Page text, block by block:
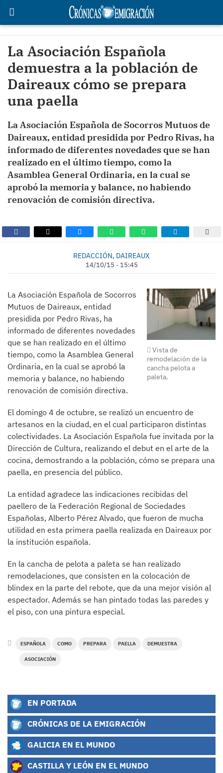
La Asociación Española
demuestra a la población de
Daireaux cómo se prepara
una paella
La Asociación Española de Socorros Mutuos de
Daireaux, entidad presidida por Pedro Rivas, ha
informado de diferentes novedades que se han
realizado en el último tiempo, como la
Asamblea General Ordinaria, en la cual se
aprobó la memoria y balance, no habiendo
renovación de comisión directiva.
REDACCIÓN, DAIREAUX
14/10/15 - 15:45
Vista de
remodelación de la
cancha pelota a
paleta.
La Asociación Española de Socorros
Mutuos de Daireaux, entidad
presidida por Pedro Rivas, ha
informado de diferentes novedades
que se han realizado en el último
tiempo, como la Asamblea General
Ordinaria, en la cual se aprobó la
memoria y balance, no habiendo
renovación de comisión directiva.
El domingo 4 de octubre, se realizó un encuentro de
artesanos en la ciudad, en el cual participaron distintas
colectividades. La Asociación Española fue invitada por la
Dirección de Cultura, realizando el debut en el arte de la
cocina, demostrando a la población, cómo se prepara una
paella, en presencia del público.
La entidad agradece las indicaciones recibidas del
paellero de la Federación Regional de Sociedades
Españolas, Alberto Pérez Alvado, que fueron de mucha
utilidad en esta primera paella realizada en Daireaux por
la institución española.
En la cancha de pelota a paleta se han realizado
remodelaciones, que consisten en la colocación de
blindex en la parte del rebote, que da una mejor visión al
espectador. Además se han pintado todas las paredes y
el piso, con una pintura especial.
ESPAÑOLA COMO PREPARA PAELLA DEMUESTRA
ASOCIACIÓN
EN PORTADA
CRÓNICAS DE LA EMIGRACIÓN
GALICIA EN EL MUNDO
CASTILLA Y LEÓN EN EL MUNDO